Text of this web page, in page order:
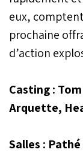
eux,
prochaine
d’action
Casting :
Arquette,
Salles :